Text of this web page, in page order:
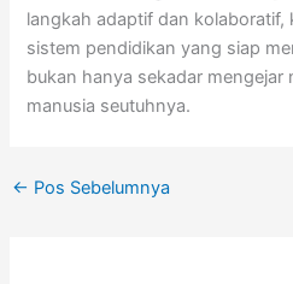
langkah adaptif dan kolaboratif,
sistem pendidikan yang siap
bukan hanya sekadar mengejar
manusia seutuhnya.
← Pos Sebelumnya